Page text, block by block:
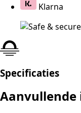
Klarna
Specificaties